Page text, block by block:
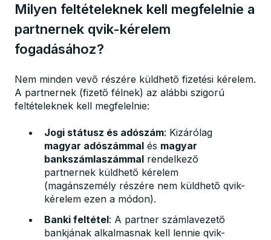
Milyen feltételeknek kell megfelelnie a
partnernek qvik-kérelem
fogadásához?
Nem minden vevő részére küldhető fizetési kérelem.
A partnernek (fizető félnek) az alábbi szigorú
feltételeknek kell megfelelnie:
Jogi státusz és adószám: Kizárólag
magyar adószámmal és magyar
bankszámlaszámmal rendelkező
partnernek küldhető kérelem
(magánszemély részére nem küldhető qvik-
kérelem ezen a módon).
Banki feltétel: A partner számlavezető
bankjának alkalmasnak kell lennie qvik-